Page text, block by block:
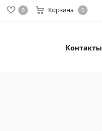
0 Корзина 0
Контакты